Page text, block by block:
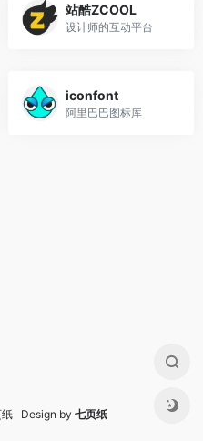
站酷ZCOOL
设计师的互动平台
iconfont
阿里巴巴图标库
Design by 七页纸